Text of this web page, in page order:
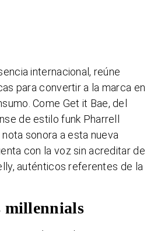
internacional, reúne
para convertir a la marca en
Come Get it Bae, del
de estilo funk Pharrell
sonora a esta nueva
con la voz sin acreditar de
auténticos referentes de la
millennials